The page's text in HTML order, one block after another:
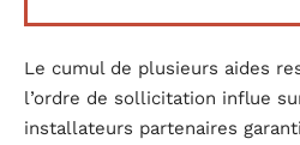
Le cumul de plusieurs aides
l’ordre de sollicitation influe
installateurs partenaires